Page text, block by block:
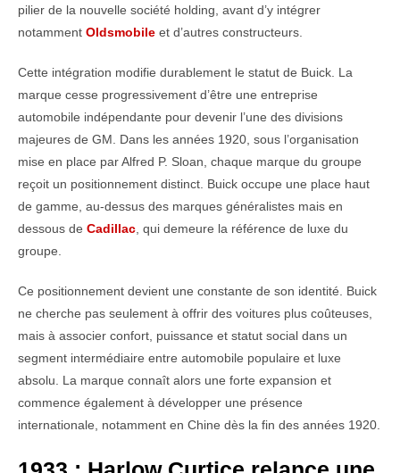
pilier de la nouvelle société holding, avant d’y intégrer
notamment Oldsmobile et d’autres constructeurs.
Cette intégration modifie durablement le statut de Buick. La
marque cesse progressivement d’être une entreprise
automobile indépendante pour devenir l’une des divisions
majeures de GM. Dans les années 1920, sous l’organisation
mise en place par Alfred P. Sloan, chaque marque du groupe
reçoit un positionnement distinct. Buick occupe une place haut
de gamme, au-dessus des marques généralistes mais en
dessous de Cadillac, qui demeure la référence de luxe du
groupe.
Ce positionnement devient une constante de son identité. Buick
ne cherche pas seulement à offrir des voitures plus coûteuses,
mais à associer confort, puissance et statut social dans un
segment intermédiaire entre automobile populaire et luxe
absolu. La marque connaît alors une forte expansion et
commence également à développer une présence
internationale, notamment en Chine dès la fin des années 1920.